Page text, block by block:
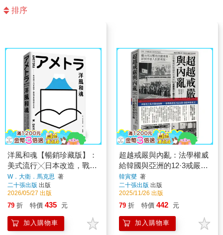
排序
洋風和魂【暢銷珍藏版】：
美式流行╳日本改造，戰後
日本的時尚文化史
W．大衛．馬克思 著
二十張出版 出版
2026/05/27 出版
79 折 特價 435 元
加入購物車
超越戒嚴與內亂：法學權威
給韓國與亞洲的12·3戒嚴周
年啟示錄
韓寅燮 著
二十張出版 出版
2025/11/26 出版
79 折 特價 442 元
加入購物車